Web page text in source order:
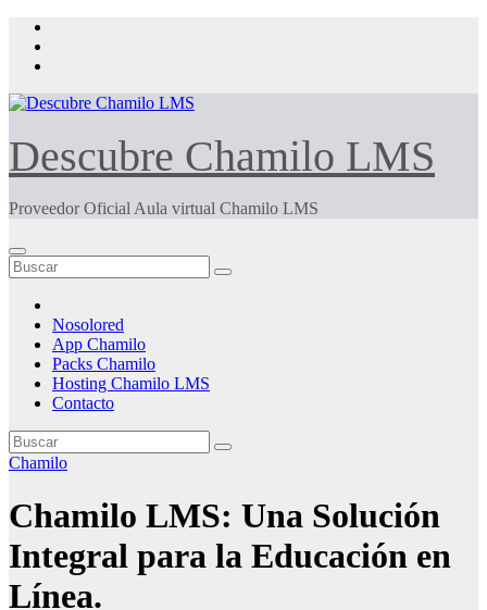
Saltar
contenido
Descubre Chamilo LMS
Proveedor Oficial Aula virtual Chamilo LMS
Nosolored
App Chamilo
Packs Chamilo
Hosting Chamilo LMS
Contacto
Chamilo
Chamilo LMS: Una Solución
Integral para la Educación en
Línea.